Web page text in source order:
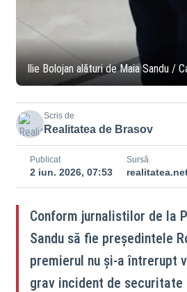
Ilie Bolojan alături de Maia Sandu /
Scris de
Realitatea de Brasov
Publicat
2 iun. 2026, 07:53
Sursă
Conform jurnalistilor de la
Sandu să fie președintele
premierul nu și-a întrerupt
grav incident de securitate